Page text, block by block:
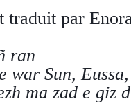
traduit par
ran
war Sun,
ma zad e giz